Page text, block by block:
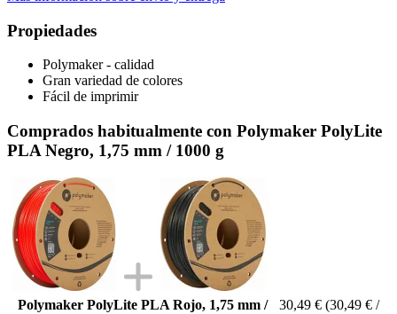
Propiedades
Polymaker - calidad
Gran variedad de colores
Fácil de imprimir
Comprados habitualmente con Polymaker PolyLite
PLA Negro, 1,75 mm / 1000 g
Polymaker PolyLite PLA Rojo, 1,75 mm /
30,49 € (30,49 € /